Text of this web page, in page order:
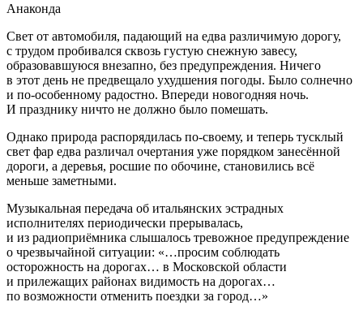
Анаконда
Свет от автомобиля, падающий на едва различимую дорогу,
с трудом пробивался сквозь густую снежную завесу,
образовавшуюся внезапно, без предупреждения. Ничего
в этот день не предвещало ухудшения погоды. Было солнечно
и по-особенному радостно. Впереди новогодняя ночь.
И празднику ничто не должно было помешать.
Однако природа распорядилась по-своему, и теперь тусклый
свет фар едва различал очертания уже порядком занесённой
дороги, а деревья, росшие по обочине, становились всё
меньше заметными.
Музыкальная передача об итальянских эстрадных
исполнителях периодически прерывалась,
и из радиоприёмника слышалось тревожное предупреждение
о чрезвычайной ситуации: «…просим соблюдать
осторожность на дорогах… в Московской области
и прилежащих районах видимость на дорогах…
по возможности отменить поездки за город…»